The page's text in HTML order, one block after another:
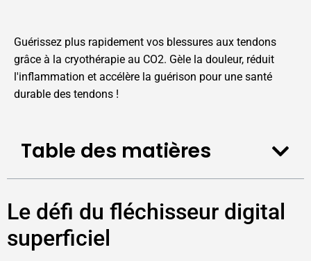
Guérissez plus rapidement vos blessures aux tendons
grâce à la cryothérapie au CO2. Gèle la douleur, réduit
l'inflammation et accélère la guérison pour une santé
durable des tendons !
Table des matières
Le défi du fléchisseur digital
superficiel